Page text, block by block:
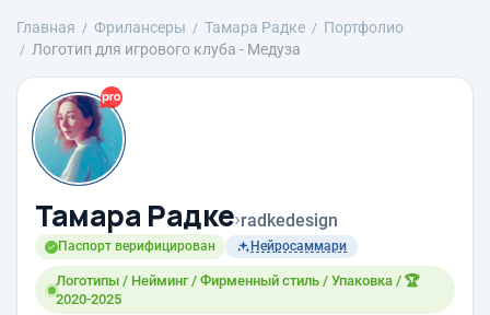
Главная Фрилансеры Тамара Радке
Портфолио
Логотип для игрового клуба - Медуза
Тамара Радке›radkedesign
Паспорт верифицирован Нейросаммари
Логотипы / Нейминг / Фирменный стиль / Упаковка / 🏆
2020-2025